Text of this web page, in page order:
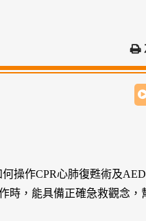
操作CPR心肺復甦術及
時，能具備正確急救觀念，